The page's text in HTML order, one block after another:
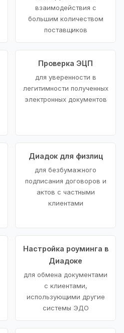
взаимодействия с
большим количеством
поставщиков
Проверка ЭЦП
для уверенности в
легитимности полученных
электронных документов
Диадок для физлиц
для безбумажного
подписания договоров и
актов с частными
клиентами
Настройка роуминга в
Диадоке
для обмена документами
с клиентами,
использующими другие
системы ЭДО